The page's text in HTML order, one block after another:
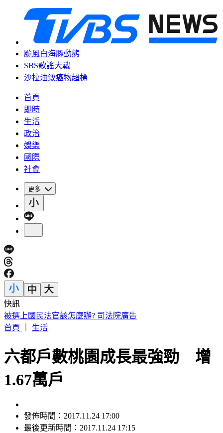
颱風白海豚動態
SBS歌謠大戰
沙拉油致癌物超標
首頁
即時
生活
政治
娛樂
國際
社會
更多
快訊
快訊／日本熊本規模5.1地震！最大震度4 福岡宮崎多地有感
首頁
生活
六都戶數桃園成長最強勁 增
1.67萬戶
發佈時間：2017.11.24 17:00
最後更新時間：2017.11.24 17:15